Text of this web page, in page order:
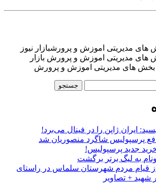
های مدیریتی اموزش و پرورشبازار نیوز
های مدیریتی اموزش و پرورش بازار
بخش های مدیریتی اموزش و پرورش
ایران ژاپن را در فینال می‌برد!
پرسپولیس شاگرد منصوریان شد
جدید پرسپولیس!
به لیگ برتر برگشت
از قیام مردم شهرستان سلماس در راستای
شهید + تصاویر